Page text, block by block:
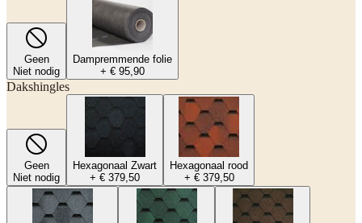
Geen
Niet nodig
Dampremmende folie
+ € 95,90
Dakshingles
Geen
Niet nodig
Hexagonaal Zwart
+ € 379,50
Hexagonaal rood
+ € 379,50